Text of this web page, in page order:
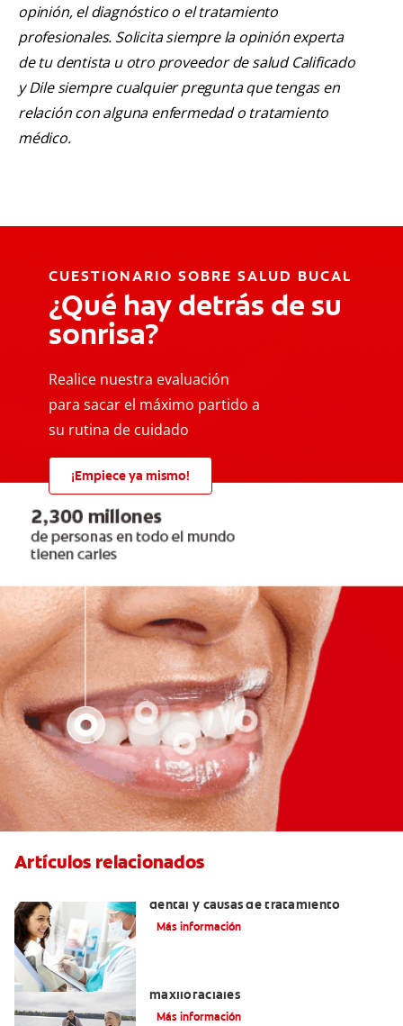
opinión, el diagnóstico o el tratamiento
profesionales. Solicita siempre la opinión experta
de tu dentista u otro proveedor de salud Calificado
y Dile siempre cualquier pregunta que tengas en
relación con alguna enfermedad o tratamiento
médico.
CUESTIONARIO SOBRE SALUD BUCAL
¿Qué hay detrás de su
sonrisa?
Realice nuestra evaluación
para sacar el máximo partido a
su rutina de cuidado
¡Empiece ya mismo!
Artículos relacionados
dental y causas de tratamiento
Más información
maxilofaciales
Más información